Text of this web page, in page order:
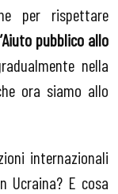
per rispettare
pubblico allo
nella
ora siamo allo
internazionali
Ucraina? E cosa